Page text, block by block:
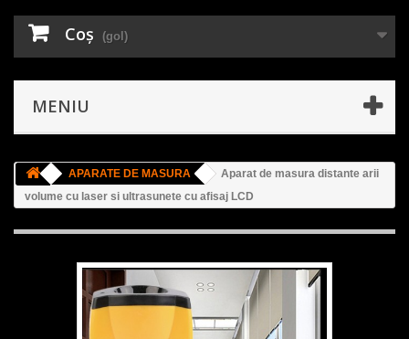
Coş (gol)
MENIU
APARATE DE MASURA
Aparat de masura distante arii
volume cu laser si ultrasunete cu afisaj LCD